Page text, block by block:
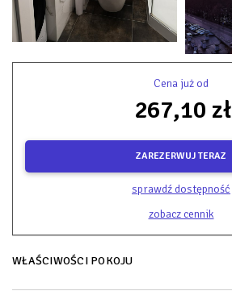
Cena już od
267,10 zł
ZAREZERWUJ TERAZ
sprawdź dostępność
zobacz cennik
WŁAŚCIWOŚCI POKOJU